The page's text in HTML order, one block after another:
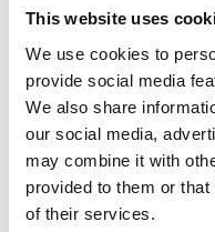
This website uses
We use cookies to
provide social media
We also share
our social media,
may combine it with
provided to them or
of their services.
Italia
Repubblica Ceca